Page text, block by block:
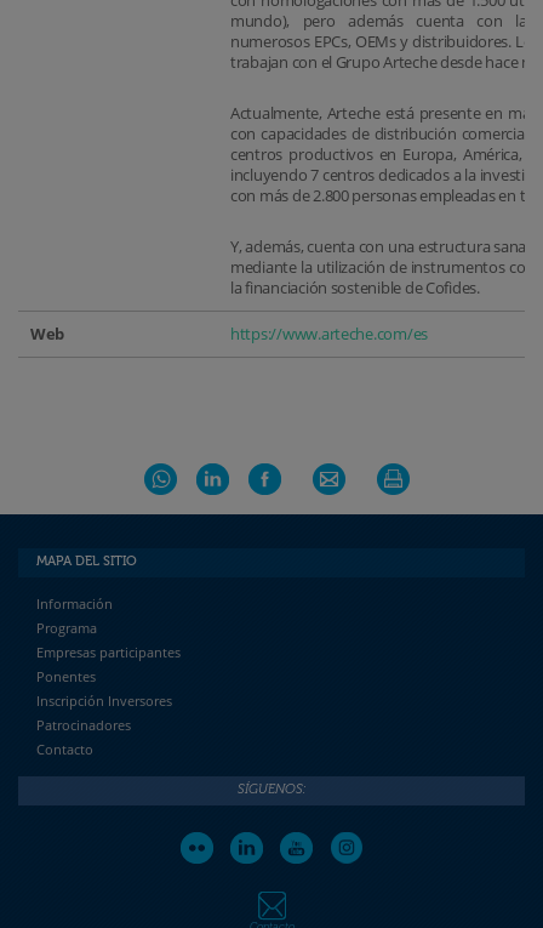
mundo), pero además cuenta con la
numerosos EPCs, OEMs y distribuidores.
trabajan con el Grupo Arteche desde hace
Actualmente, Arteche está presente en más
con capacidades de distribución comercial;
centros productivos en Europa, América,
incluyendo 7 centros dedicados a la
con más de 2.800 personas empleadas en
Y, además, cuenta con una estructura sana
mediante la utilización de instrumentos
la financiación sostenible de Cofides.
Web https://www.arteche.com/es
MAPA DEL SITIO
Información
Programa
Empresas participantes
Ponentes
Inscripción Inversores
Patrocinadores
Contacto
SÍGUENOS: